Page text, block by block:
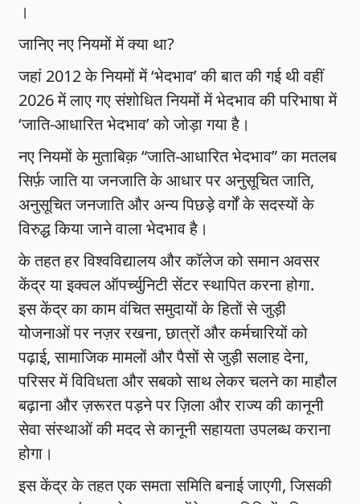
।
जानिए नए नियमों में क्या था?
जहां 2012 के नियमों में ‘भेदभाव’ की बात की गई थी वहीं
2026 में लाए गए संशोधित नियमों में भेदभाव की परिभाषा में
‘जाति‑आधारित भेदभाव’ को जोड़ा गया है।
नए नियमों के मुताबिक़ “जाति-आधारित भेदभाव” का मतलब
सिर्फ़ जाति या जनजाति के आधार पर अनुसूचित जाति,
अनुसूचित जनजाति और अन्य पिछड़े वर्गों के सदस्यों के
विरुद्ध किया जाने वाला भेदभाव है।
के तहत हर विश्वविद्यालय और कॉलेज को समान अवसर
केंद्र या इक्वल ऑपर्च्युनिटी सेंटर स्थापित करना होगा.
इस केंद्र का काम वंचित समुदायों के हितों से जुड़ी
योजनाओं पर नज़र रखना, छात्रों और कर्मचारियों को
पढ़ाई, सामाजिक मामलों और पैसों से जुड़ी सलाह देना,
परिसर में विविधता और सबको साथ लेकर चलने का माहौल
बढ़ाना और ज़रूरत पड़ने पर ज़िला और राज्य की कानूनी
सेवा संस्थाओं की मदद से कानूनी सहायता उपलब्ध कराना
होगा।
इस केंद्र के तहत एक समता समिति बनाई जाएगी, जिसकी